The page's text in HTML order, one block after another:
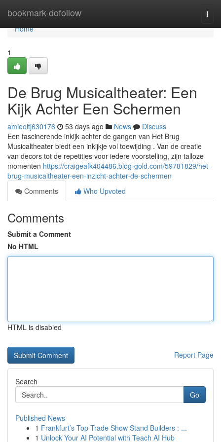
bookmark-dofollow
Home
Home
1
De Brug Musicaltheater: Een
Kijk Achter Een Schermen
amieoltj630176 53 days ago News
Discuss
Een fascinerende inkijk achter de gangen van Het Brug
Musicaltheater biedt een inkijkje vol toewijding . Van de creatie
van decors tot de repetities voor iedere voorstelling, zijn talloze
momenten https://craigeafk404486.blog-gold.com/59781829/het-
brug-musicaltheater-een-inzicht-achter-de-schermen
Comments
Who Upvoted
Comments
Submit a Comment
No HTML
HTML is disabled
Report Page
Search
Go
Published News
1 Frankfurt’s Top Trade Show Stand Builders : ...
1 Unlock Your AI Potential with Teach AI Hub